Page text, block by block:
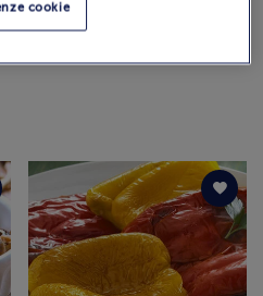
il punteggio?
cookie